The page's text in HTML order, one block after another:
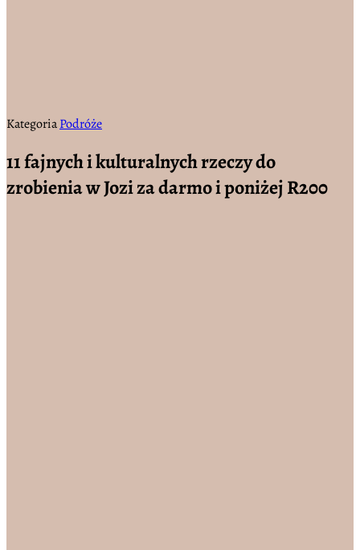
KategoriaPodróże
11 fajnych i kulturalnych rzeczy do
zrobienia w Jozi za darmo i poniżej R200